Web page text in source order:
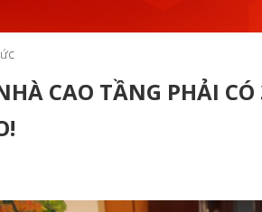
CAO TẦNG PHẢI